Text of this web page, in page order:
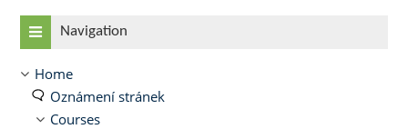
Skip Navigation
Navigation
Home
Oznámení stránek
Courses